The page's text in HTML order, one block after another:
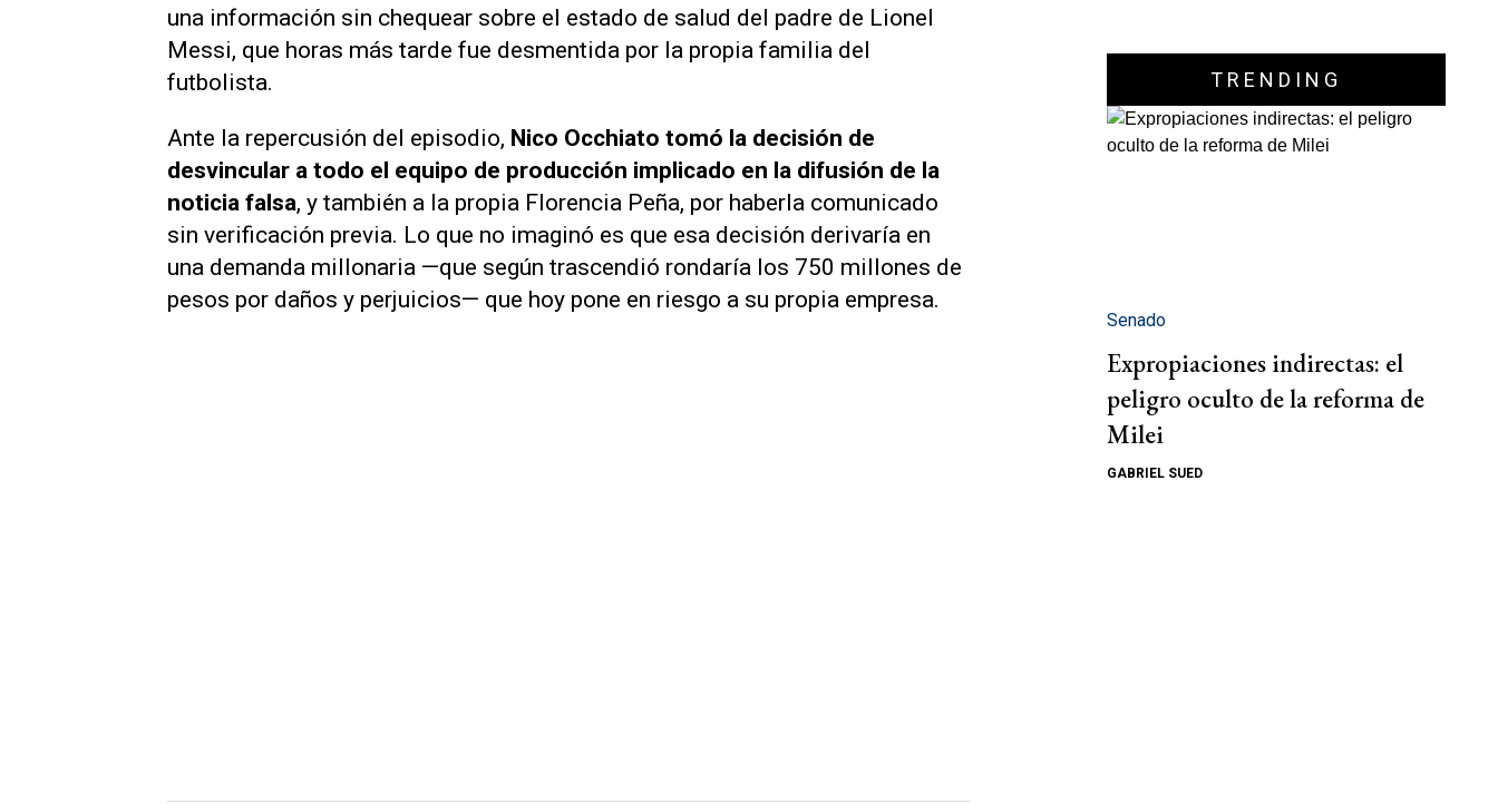
una información sin chequear sobre el estado de salud del padre de Lionel
Messi, que horas más tarde fue desmentida por la propia familia del
futbolista.
Ante la repercusión del episodio, Nico Occhiato tomó la decisión de
desvincular a todo el equipo de producción implicado en la difusión de la
noticia falsa, y también a la propia Florencia Peña, por haberla comunicado
sin verificación previa. Lo que no imaginó es que esa decisión derivaría en
una demanda millonaria —que según trascendió rondaría los 750 millones de
pesos por daños y perjuicios— que hoy pone en riesgo a su propia empresa.
TRENDING
Senado
Expropiaciones indirectas: el
peligro oculto de la reforma de
Milei
GABRIEL SUED